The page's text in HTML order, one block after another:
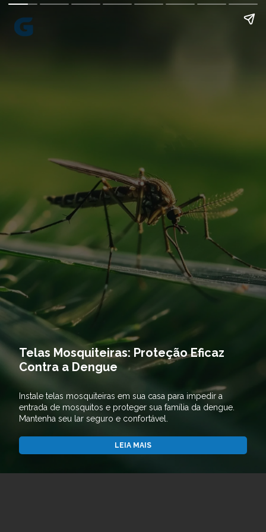
Telas Mosquiteiras: Proteção Eficaz
Contra a Dengue
Instale telas mosquiteiras em sua casa para impedir a
entrada de mosquitos e proteger sua família da dengue.
Mantenha seu lar seguro e confortável.
LEIA MAIS